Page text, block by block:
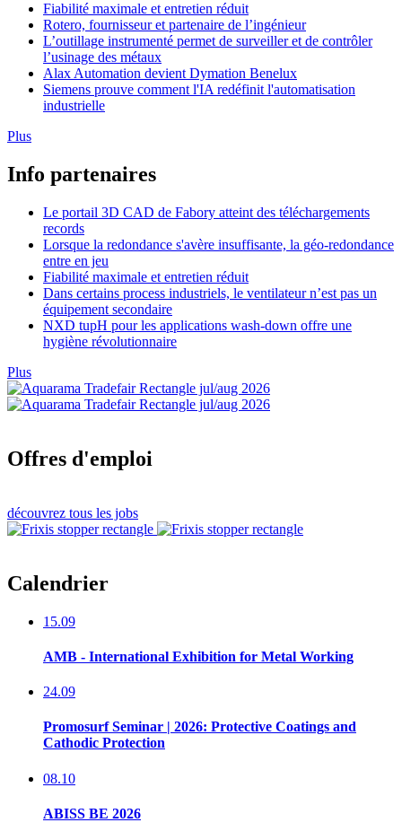
Fiabilité maximale et entretien réduit
Rotero, fournisseur et partenaire de l’ingénieur
L’outillage instrumenté permet de surveiller et de contrôler
l’usinage des métaux
Alax Automation devient Dymation Benelux
Siemens prouve comment l'IA redéfinit l'automatisation
industrielle
Plus
Info partenaires
Le portail 3D CAD de Fabory atteint des téléchargements
records
Lorsque la redondance s'avère insuffisante, la géo-redondance
entre en jeu
Fiabilité maximale et entretien réduit
Dans certains process industriels, le ventilateur n’est pas un
équipement secondaire
NXD tupH pour les applications wash-down offre une
hygiène révolutionnaire
Plus
Offres d'emploi
découvrez tous les jobs
Calendrier
15.09
AMB - International Exhibition for Metal Working
24.09
Promosurf Seminar | 2026: Protective Coatings and
Cathodic Protection
08.10
ABISS BE 2026